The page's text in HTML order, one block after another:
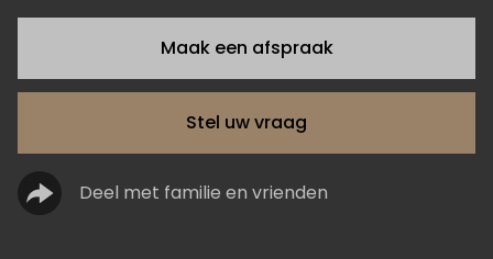
Maak een afspraak
Stel uw vraag
Deel met familie en vrienden